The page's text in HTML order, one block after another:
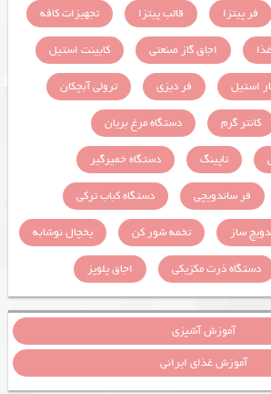
فر پیتزا قالب پیتزا
تجهیزات کافه
اجاق گاز صنعتی
کابینت استیل
استیل فر دیزی
ترولی آبچکان
کانتر گرم
دستگاه مرغ بریان
تاپینگ
دستگاه خمیرگیر
فر ساندویچی
دستگاه کباب ترکی
ساز تخمه شور کن
یخچال نوشابه
دستگاه ذرت مکزیکی اجاق پلوپز
آموزش آشپزی
آموزش غذای ایرانی